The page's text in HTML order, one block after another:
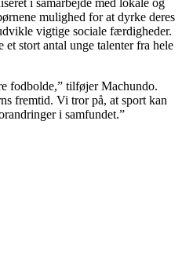
i samarbejde med lokale og
mulighed for at dyrke deres
vigtige sociale færdigheder.
stort antal unge talenter fra hele
fodbolde,” tilføjer Machundo.
fremtid. Vi tror på, at sport kan
i samfundet.”